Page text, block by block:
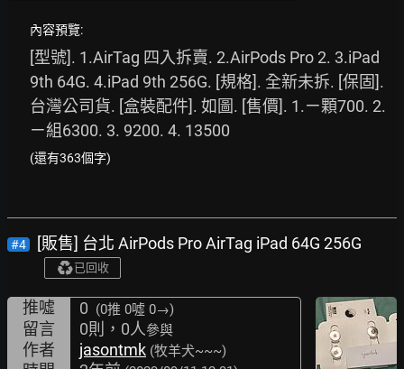
內容預覽:
[型號]. 1.AirTag 四入拆賣. 2.AirPods Pro 2. 3.iPad
9th 64G. 4.iPad 9th 256G. [規格]. 全新未拆. [保固].
台灣公司貨. [盒裝配件]. 如圖. [售價]. 1.ㄧ顆700. 2.
ㄧ組6300. 3. 9200. 4. 13500
(還有363個字)
#4 [販售] 台北 AirPods Pro AirTag iPad 64G 256G
已回收
推噓 0 (0推 0噓 0→)
留言 0則，0人參與
作者 jasontmk (牧羊犬~~~)